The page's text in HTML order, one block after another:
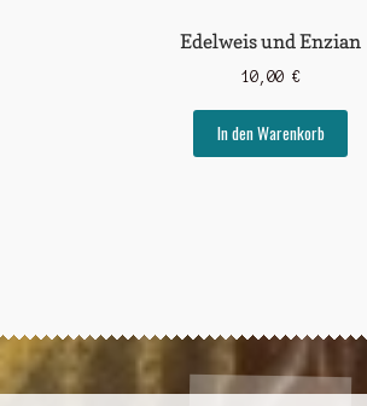
Edelweis und Enzian
10,00 €
In den Warenkorb